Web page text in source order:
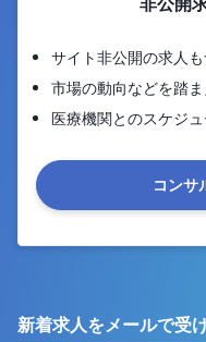
サイト非公開の求人
市場の動向などを踏
医療機関とのスケジ
コンサ
新着求人をメールで受